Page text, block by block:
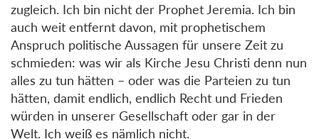
zugleich. Ich bin nicht der Prophet Jeremia. Ich bin
auch weit entfernt davon, mit prophetischem
Anspruch politische Aussagen für unsere Zeit zu
schmieden: was wir als Kirche Jesu Christi denn nun
alles zu tun hätten – oder was die Parteien zu tun
hätten, damit endlich, endlich Recht und Frieden
würden in unserer Gesellschaft oder gar in der
Welt. Ich weiß es nämlich nicht.